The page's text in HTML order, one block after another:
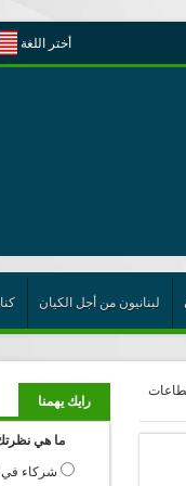
أختر اللغة
لبنانيون من أجل الكيان
رايك يهمنا
ما هي
شركاء في